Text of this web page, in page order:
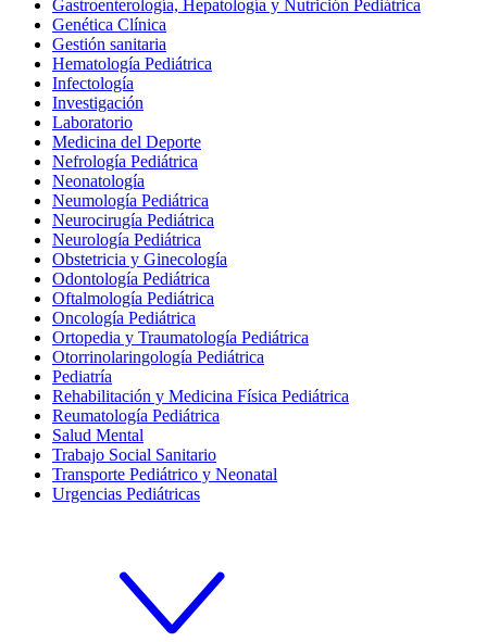
Gastroenterología, Hepatología y Nutrición Pediátrica
Genética Clínica
Gestión sanitaria
Hematología Pediátrica
Infectología
Investigación
Laboratorio
Medicina del Deporte
Nefrología Pediátrica
Neonatología
Neumología Pediátrica
Neurocirugía Pediátrica
Neurología Pediátrica
Obstetricia y Ginecología
Odontología Pediátrica
Oftalmología Pediátrica
Oncología Pediátrica
Ortopedia y Traumatología Pediátrica
Otorrinolaringología Pediátrica
Pediatría
Rehabilitación y Medicina Física Pediátrica
Reumatología Pediátrica
Salud Mental
Trabajo Social Sanitario
Transporte Pediátrico y Neonatal
Urgencias Pediátricas